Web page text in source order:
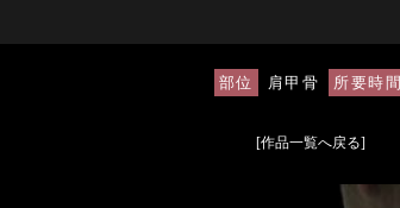
部位 肩甲骨 所要時間